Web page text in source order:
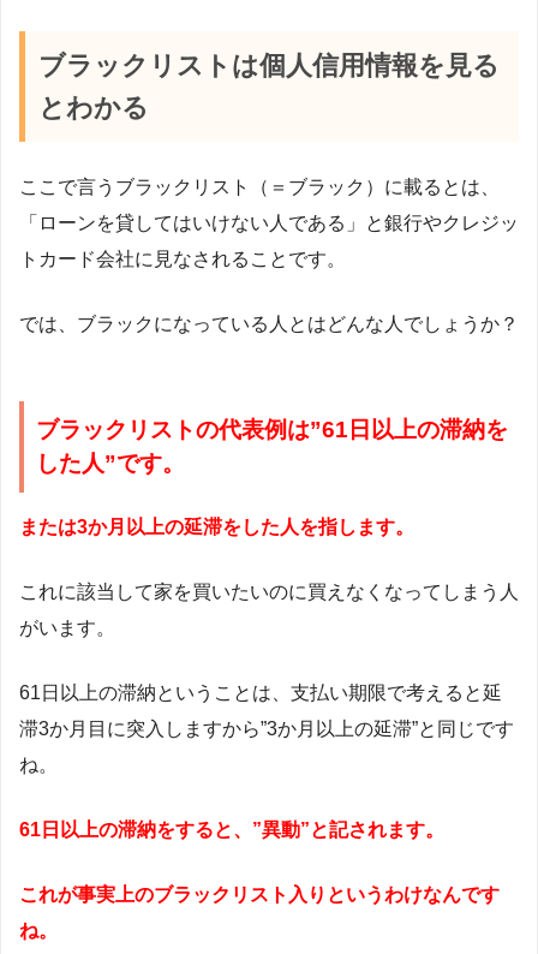
ブラックリストは個人信用情報を見る
とわかる
ここで言うブラックリスト（＝ブラック）に載るとは、
「ローンを貸してはいけない人である」と銀行やクレジッ
トカード会社に見なされることです。
では、ブラックになっている人とはどんな人でしょうか？
ブラックリストの代表例は”61日以上の滞納を
した人”です。
または3か月以上の延滞をした人を指します。
これに該当して家を買いたいのに買えなくなってしまう人
がいます。
61日以上の滞納ということは、支払い期限で考えると延
滞3か月目に突入しますから”3か月以上の延滞”と同じです
ね。
61日以上の滞納をすると、”異動”と記されます。
これが事実上のブラックリスト入りというわけなんです
ね。